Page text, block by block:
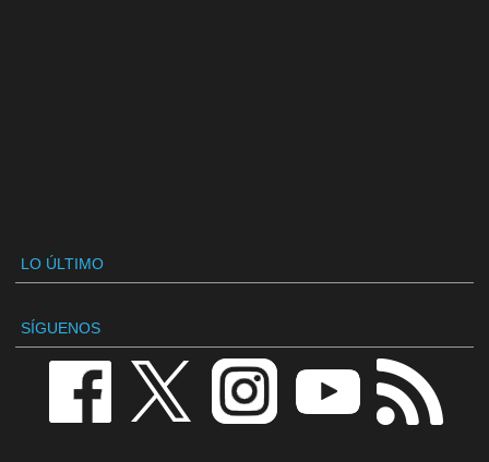
LO ÚLTIMO
SÍGUENOS